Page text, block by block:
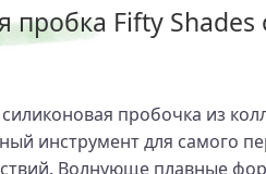
пробка Fifty
пробочка из
инструмент для самого
Волнующе плавные